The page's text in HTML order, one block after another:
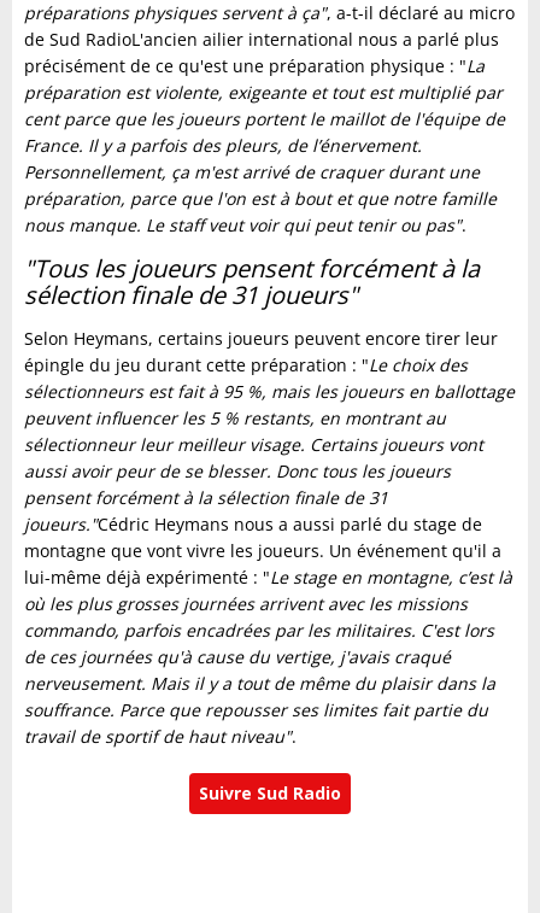
préparations physiques servent à ça", a-t-il déclaré au micro
de Sud RadioL'ancien ailier international nous a parlé plus
précisément de ce qu'est une préparation physique : "La
préparation est violente, exigeante et tout est multiplié par
cent parce que les joueurs portent le maillot de l'équipe de
France. Il y a parfois des pleurs, de l’énervement.
Personnellement, ça m'est arrivé de craquer durant une
préparation, parce que l'on est à bout et que notre famille
nous manque. Le staff veut voir qui peut tenir ou pas".
"Tous les joueurs pensent forcément à la
sélection finale de 31 joueurs"
Selon Heymans, certains joueurs peuvent encore tirer leur
épingle du jeu durant cette préparation : "Le choix des
sélectionneurs est fait à 95 %, mais les joueurs en ballottage
peuvent influencer les 5 % restants, en montrant au
sélectionneur leur meilleur visage. Certains joueurs vont
aussi avoir peur de se blesser. Donc tous les joueurs
pensent forcément à la sélection finale de 31
joueurs."Cédric Heymans nous a aussi parlé du stage de
montagne que vont vivre les joueurs. Un événement qu'il a
lui-même déjà expérimenté : "Le stage en montagne, c’est là
où les plus grosses journées arrivent avec les missions
commando, parfois encadrées par les militaires. C'est lors
de ces journées qu'à cause du vertige, j'avais craqué
nerveusement. Mais il y a tout de même du plaisir dans la
souffrance. Parce que repousser ses limites fait partie du
travail de sportif de haut niveau".
Suivre Sud Radio